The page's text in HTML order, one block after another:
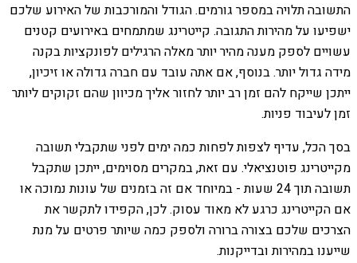
התשובה תלויה במספר גורמים. הגודל והמורכבות של האירוע שלכם
ישפיעו על מהירות התגובה. קייטרינג שמתמחים באירועים קטנים
עשויים לספק מענה מהיר יותר מאלה הרגילים לפונקציות בקנה
מידה גדול יותר. בנוסף, אם אתה עובד עם חברה גדולה או זיכיון,
ייתכן שייקח להם זמן רב יותר לחזור אליך מכיוון שהם זקוקים ליותר
זמן לעיבוד פניות.
בסך הכל, עדיף לצפות לפחות כמה ימים לפני שתקבלי תשובה
מקייטרינג פוטנציאלי. עם זאת, במקרים מסוימים, ייתכן שתקבל
תשובה תוך 24 שעות - במיוחד אם זה בזמנים של עונות נמוכה או
אם הקייטרינג כרגע לא מאוד עסוק. לכן, הקפידו לתקשר את
הצרכים שלכם בצורה ברורה ולספק כמה שיותר פרטים על מנת
שייענו במהירות ובדייקנות.